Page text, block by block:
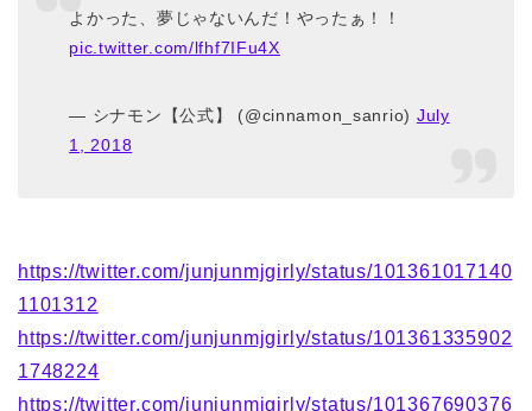
よかった、夢じゃないんだ！やったぁ！！
pic.twitter.com/lfhf7IFu4X
— シナモン【公式】 (@cinnamon_sanrio) July
1, 2018
https://twitter.com/junjunmjgirly/status/101361017140
1101312
https://twitter.com/junjunmjgirly/status/101361335902
1748224
https://twitter.com/junjunmjgirly/status/101367690376